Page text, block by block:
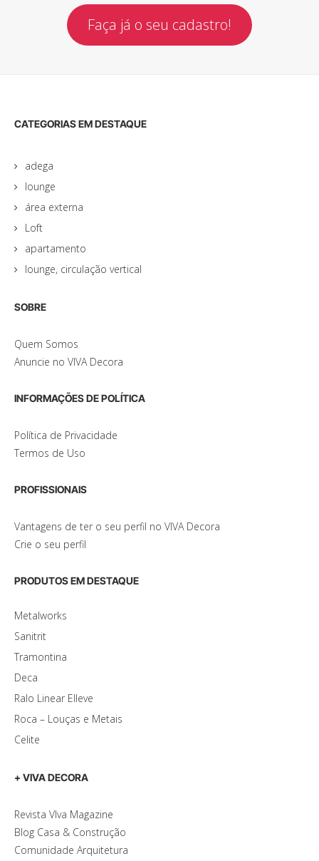
Faça já o seu cadastro!
CATEGORIAS EM DESTAQUE
adega
lounge
área externa
Loft
apartamento
lounge, circulação vertical
SOBRE
Quem Somos
Anuncie no VIVA Decora
INFORMAÇÕES DE POLÍTICA
Política de Privacidade
Termos de Uso
PROFISSIONAIS
Vantagens de ter o seu perfil no VIVA Decora
Crie o seu perfil
PRODUTOS EM DESTAQUE
Metalworks
Sanitrit
Tramontina
Deca
Ralo Linear Elleve
Roca – Louças e Metais
Celite
+ VIVA DECORA
Revista VIva Magazine
Blog Casa & Construção
Comunidade Arquitetura